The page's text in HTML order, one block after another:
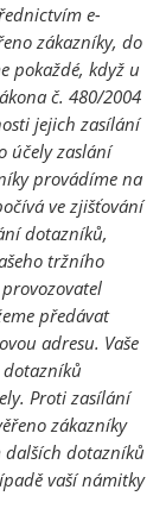
e-
zákazníky, do
pokaždé, když u
č. 480/2004
jejich zasílání
účely zaslání
provádíme na
ve zjišťování
dotazníků,
tržního
předávat
adresu. Vaše
Proti zasílání
zákazníky
dotazníků
vaší námitky